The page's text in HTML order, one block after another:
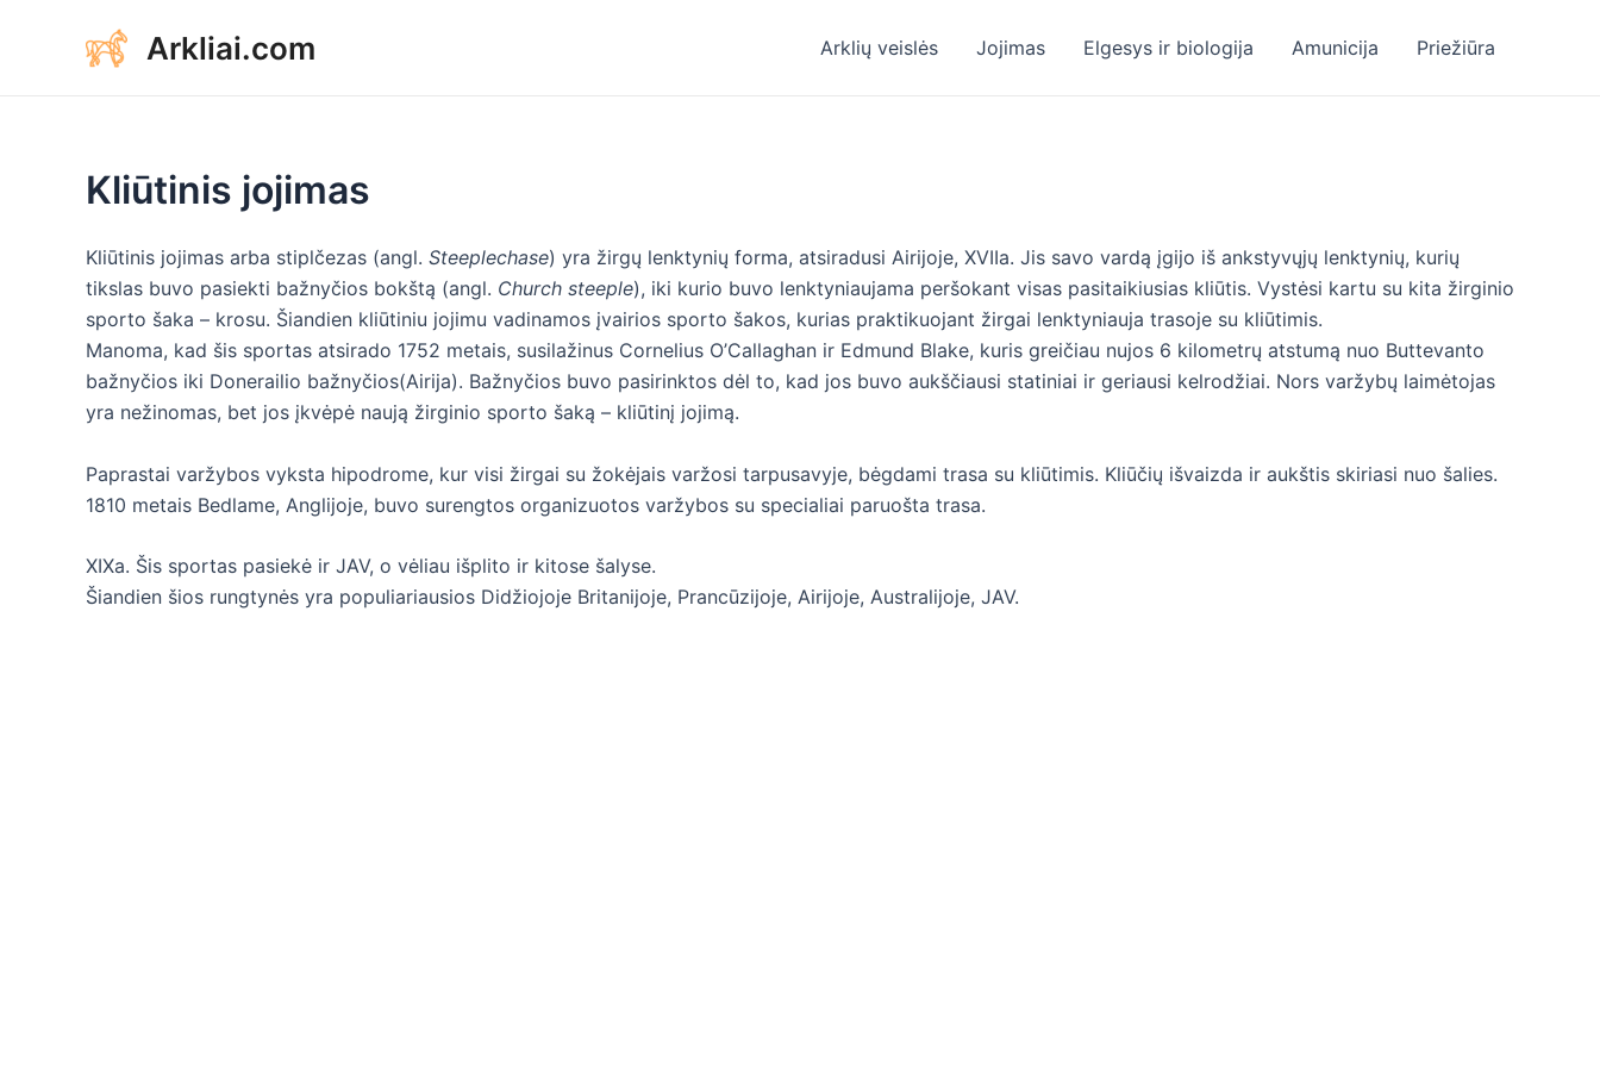
Arkliai.com Arklių veislės Jojimas Elgesys ir biologija Amunicija Priežiūra
Kliūtinis jojimas
Kliūtinis jojimas arba stiplčezas (angl. Steeplechase) yra žirgų lenktynių forma, atsiradusi Airijoje, XVIIa. Jis savo vardą įgijo iš ankstyvųjų lenktynių, kurių
tikslas buvo pasiekti bažnyčios bokštą (angl. Church steeple), iki kurio buvo lenktyniaujama peršokant visas pasitaikiusias kliūtis. Vystėsi kartu su kita žirginio
sporto šaka – krosu. Šiandien kliūtiniu jojimu vadinamos įvairios sporto šakos, kurias praktikuojant žirgai lenktyniauja trasoje su kliūtimis.
Manoma, kad šis sportas atsirado 1752 metais, susilažinus Cornelius O’Callaghan ir Edmund Blake, kuris greičiau nujos 6 kilometrų atstumą nuo Buttevanto
bažnyčios iki Donerailio bažnyčios(Airija). Bažnyčios buvo pasirinktos dėl to, kad jos buvo aukščiausi statiniai ir geriausi kelrodžiai. Nors varžybų laimėtojas
yra nežinomas, bet jos įkvėpė naują žirginio sporto šaką – kliūtinį jojimą.
Paprastai varžybos vyksta hipodrome, kur visi žirgai su žokėjais varžosi tarpusavyje, bėgdami trasa su kliūtimis. Kliūčių išvaizda ir aukštis skiriasi nuo šalies.
1810 metais Bedlame, Anglijoje, buvo surengtos organizuotos varžybos su specialiai paruošta trasa.
XIXa. Šis sportas pasiekė ir JAV, o vėliau išplito ir kitose šalyse.
Šiandien šios rungtynės yra populiariausios Didžiojoje Britanijoje, Prancūzijoje, Airijoje, Australijoje, JAV.